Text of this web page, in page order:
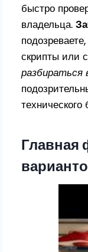
быстро
владельца.
скрипты или
разбираться
Главная